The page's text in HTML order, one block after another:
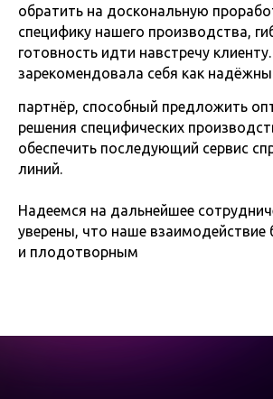
обратить на доскональную
специфику нашего производства,
готовность идти навстречу
зарекомендовала себя как
партнёр, способный предложить
решения специфических
обеспечить последующий сервис
линий.
Надеемся на дальнейшее
уверены, что наше взаимодействие
и плодотворным